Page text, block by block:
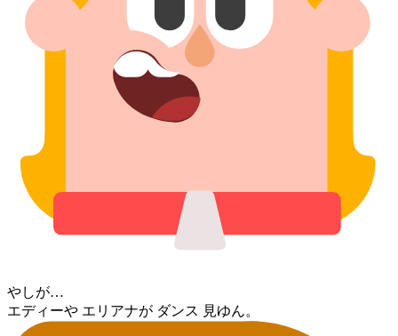
やしが…
エディー⁠や エリアナ⁠が ダンス 見ゆん。